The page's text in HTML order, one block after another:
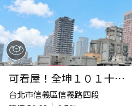
可看屋！全坤１０１十一樓
台北市信義區信義路四段